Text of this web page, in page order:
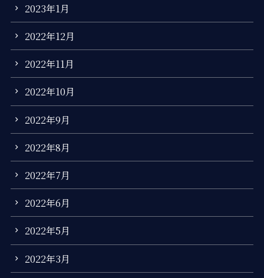
2023年1月
2022年12月
2022年11月
2022年10月
2022年9月
2022年8月
2022年7月
2022年6月
2022年5月
2022年3月